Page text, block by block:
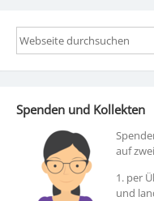
Suchen
Spenden und Kollekten
auf
1. per
und